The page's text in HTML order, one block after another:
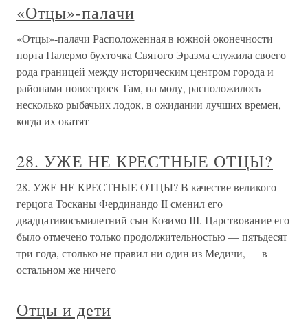
«Отцы»-палачи
«Отцы»-палачи Расположенная в южной оконечности
порта Палермо бухточка Святого Эразма служила своего
рода границей между историческим центром города и
районами новостроек Там, на молу, расположилось
несколько рыбачьих лодок, в ожидании лучших времен,
когда их окатят
28. УЖЕ НЕ КРЕСТНЫЕ ОТЦЫ?
28. УЖЕ НЕ КРЕСТНЫЕ ОТЦЫ? В качестве великого
герцога Тосканы Фердинандо II сменил его
двадцативосьмилетний сын Козимо III. Царствование его
было отмечено только продолжительностью — пятьдесят
три года, столько не правил ни один из Медичи, — в
остальном же ничего
Отцы и дети